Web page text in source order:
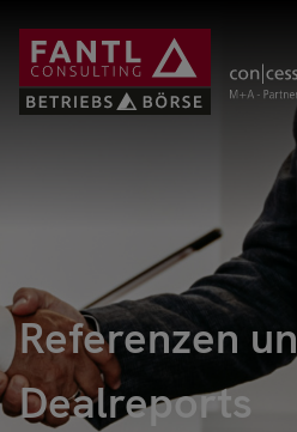
zum
Inhalt
Referenzen
Dealreports